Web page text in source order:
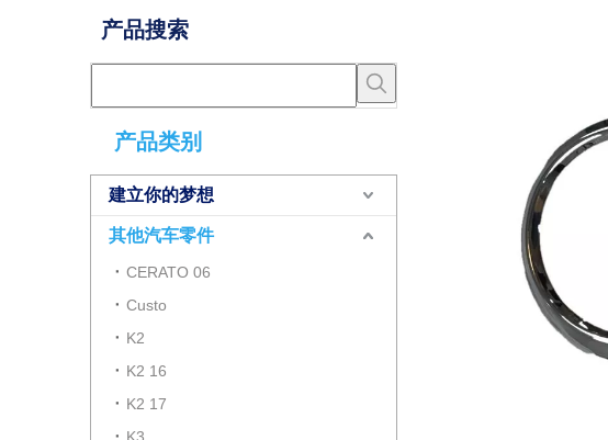
产品搜索
产品类别
建立你的梦想
其他汽车零件
CERATO 06
Custo
K2
K2 16
K2 17
K3